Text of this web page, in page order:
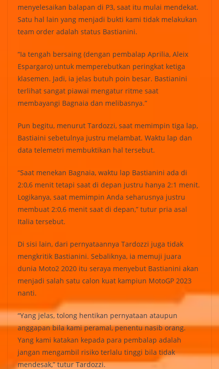
menyelesaikan balapan di P3, saat itu mulai mendekat.
Satu hal lain yang menjadi bukti kami tidak melakukan
team order adalah status Bastianini.
“Ia tengah bersaing (dengan pembalap Aprilia, Aleix
Espargaro) untuk memperebutkan peringkat ketiga
klasemen. Jadi, ia jelas butuh poin besar. Bastianini
terlihat sangat piawai mengatur ritme saat
membayangi Bagnaia dan melibasnya.”
Pun begitu, menurut Tardozzi, saat memimpin tiga lap,
Bastiaini sebetulnya justru melambat. Waktu lap dan
data telemetri membuktikan hal tersebut.
“Saat menekan Bagnaia, waktu lap Bastianini ada di
2:0,6 menit tetapi saat di depan justru hanya 2:1 menit.
Logikanya, saat memimpin Anda seharusnya justru
membuat 2:0,6 menit saat di depan,” tutur pria asal
Italia tersebut.
Di sisi lain, dari pernyataannya Tardozzi juga tidak
mengkritik Bastianini. Sebaliknya, ia memuji juara
dunia Moto2 2020 itu seraya menyebut Bastianini akan
menjadi salah satu calon kuat kampiun MotoGP 2023
nanti.
“Yang jelas, tolong hentikan pernyataan ataupun
anggapan bila kami peramal, penentu nasib orang.
Yang kami katakan kepada para pembalap adalah
jangan mengambil risiko terlalu tinggi bila tidak
mendesak,” tutur Tardozzi.